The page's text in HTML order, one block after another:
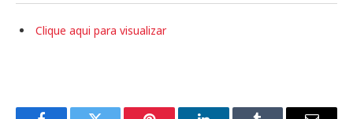
Clique aqui para visualizar